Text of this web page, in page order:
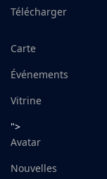
Télécharger
Carte
Événements
Vitrine
">
Avatar
Nouvelles